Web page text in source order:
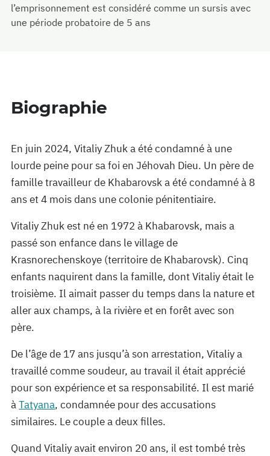
l’emprisonnement est considéré comme un sursis avec
une période probatoire de 5 ans
Biographie
En juin 2024, Vitaliy Zhuk a été condamné à une
lourde peine pour sa foi en Jéhovah Dieu. Un père de
famille travailleur de Khabarovsk a été condamné à 8
ans et 4 mois dans une colonie pénitentiaire.
Vitaliy Zhuk est né en 1972 à Khabarovsk, mais a
passé son enfance dans le village de
Krasnorechenskoye (territoire de Khabarovsk). Cinq
enfants naquirent dans la famille, dont Vitaliy était le
troisième. Il aimait passer du temps dans la nature et
aller aux champs, à la rivière et en forêt avec son
père.
De l’âge de 17 ans jusqu’à son arrestation, Vitaliy a
travaillé comme soudeur, au travail il était apprécié
pour son expérience et sa responsabilité. Il est marié
àTatyana, condamnée pour des accusations
similaires. Le couple a deux filles.
Quand Vitaliy avait environ 20 ans, il est tombé très